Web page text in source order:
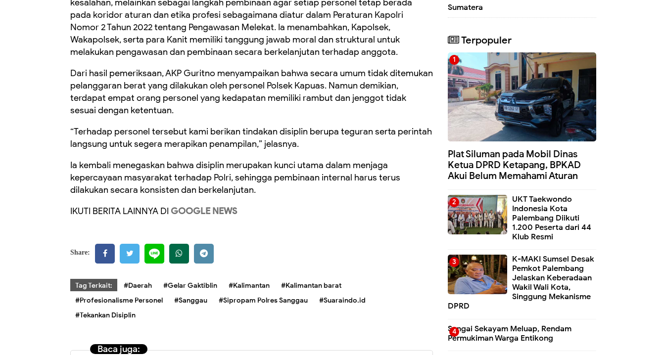
kesalahan, melainkan sebagai langkah pembinaan agar setiap personel tetap berada
pada koridor aturan dan etika profesi sebagaimana diatur dalam Peraturan Kapolri
Nomor 2 Tahun 2022 tentang Pengawasan Melekat. Ia menambahkan, Kapolsek,
Wakapolsek, serta para Kanit memiliki tanggung jawab moral dan struktural untuk
melakukan pengawasan dan pembinaan secara berkelanjutan terhadap anggota.
Dari hasil pemeriksaan, AKP Guritno menyampaikan bahwa secara umum tidak ditemukan
pelanggaran berat yang dilakukan oleh personel Polsek Kapuas. Namun demikian,
terdapat empat orang personel yang kedapatan memiliki rambut dan jenggot tidak
sesuai dengan ketentuan.
“Terhadap personel tersebut kami berikan tindakan disiplin berupa teguran serta perintah
langsung untuk segera merapikan penampilan,” jelasnya.
Ia kembali menegaskan bahwa disiplin merupakan kunci utama dalam menjaga
kepercayaan masyarakat terhadap Polri, sehingga pembinaan internal harus terus
dilakukan secara konsisten dan berkelanjutan.
IKUTI BERITA LAINNYA DI GOOGLE NEWS
Share:
Tag Terkait: #Daerah #Gelar Gaktiblin #Kalimantan
#Kalimantan barat
#Profesionalisme Personel
#Sanggau #Sipropam Polres Sanggau
#Suaraindo.id
#Tekankan Disiplin
Baca juga:
Sumatera
Terpopuler
Plat Siluman pada Mobil Dinas
Ketua DPRD Ketapang, BPKAD
Akui Belum Memahami Aturan
UKT Taekwondo
Indonesia Kota
Palembang Diikuti
1.200 Peserta dari 44
Klub Resmi
K-MAKI Sumsel Desak
Pemkot Palembang
Jelaskan Keberadaan
Wakil Wali Kota,
Singgung Mekanisme
DPRD
Sungai Sekayam Meluap, Rendam
Permukiman Warga Entikong